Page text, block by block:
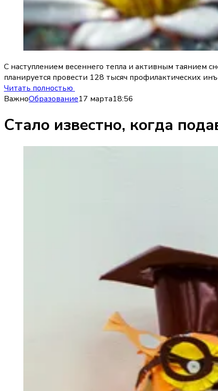
С наступлением весеннего тепла и активным таянием
планируется провести 128 тысяч профилактических
Читать полностью
ВажноОбразование17 марта18:56
Стало известно, когда